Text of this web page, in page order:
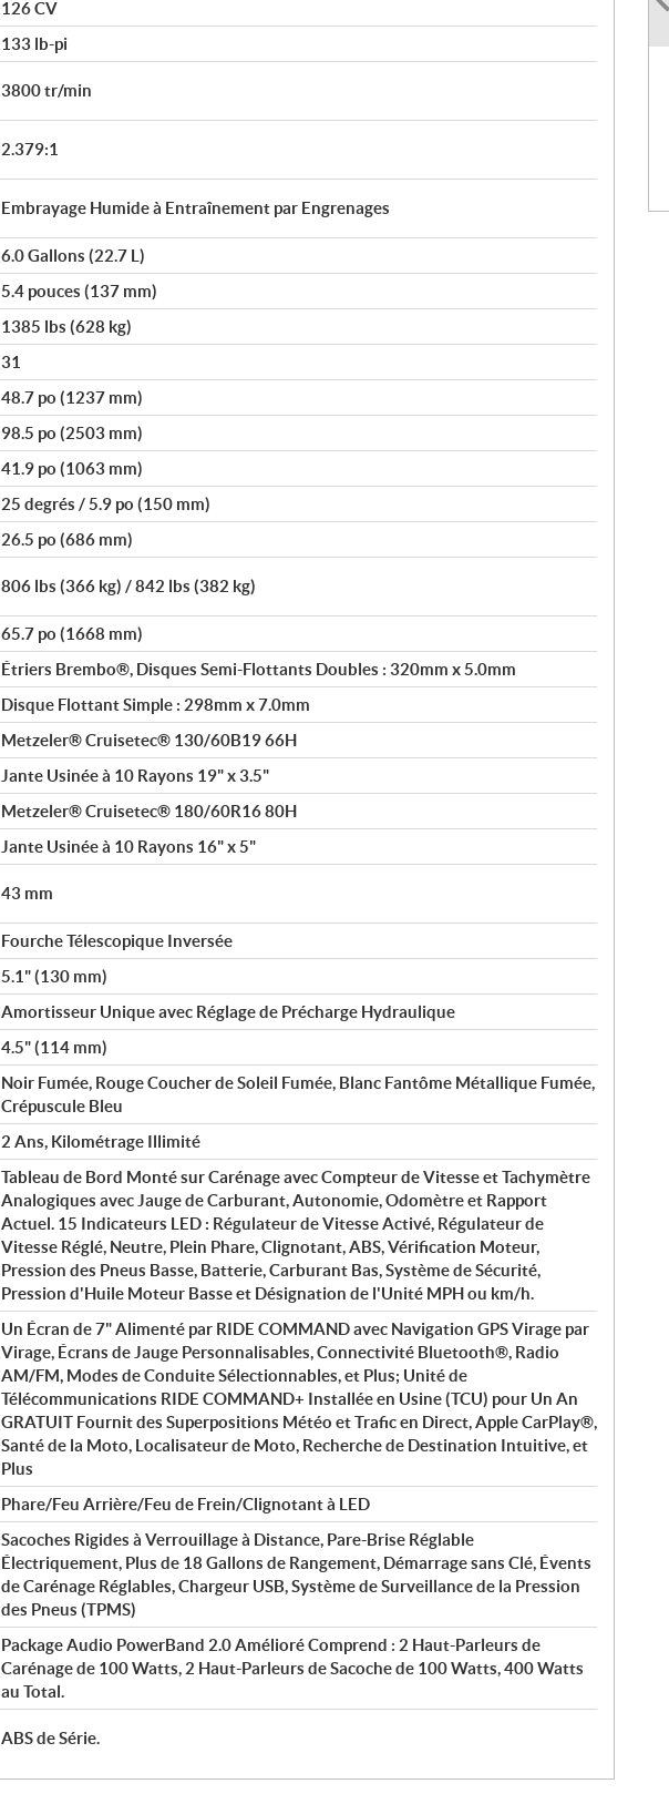
126 CV
133 lb-pi
3800 tr/min
2.379:1
Embrayage Humide à Entraînement par Engrenages
6.0 Gallons (22.7 L)
5.4 pouces (137 mm)
1385 lbs (628 kg)
31
48.7 po (1237 mm)
98.5 po (2503 mm)
41.9 po (1063 mm)
25 degrés / 5.9 po (150 mm)
26.5 po (686 mm)
806 lbs (366 kg) / 842 lbs (382 kg)
65.7 po (1668 mm)
Étriers Brembo®, Disques Semi-Flottants Doubles : 320mm x 5.0mm
Disque Flottant Simple : 298mm x 7.0mm
Metzeler® Cruisetec® 130/60B19 66H
Jante Usinée à 10 Rayons 19" x 3.5"
Metzeler® Cruisetec® 180/60R16 80H
Jante Usinée à 10 Rayons 16" x 5"
43 mm
Fourche Télescopique Inversée
5.1" (130 mm)
Amortisseur Unique avec Réglage de Précharge Hydraulique
4.5" (114 mm)
Noir Fumée, Rouge Coucher de Soleil Fumée, Blanc Fantôme Métallique Fumée,
Crépuscule Bleu
2 Ans, Kilométrage Illimité
Tableau de Bord Monté sur Carénage avec Compteur de Vitesse et Tachymètre
Analogiques avec Jauge de Carburant, Autonomie, Odomètre et Rapport
Actuel. 15 Indicateurs LED : Régulateur de Vitesse Activé, Régulateur de
Vitesse Réglé, Neutre, Plein Phare, Clignotant, ABS, Vérification Moteur,
Pression des Pneus Basse, Batterie, Carburant Bas, Système de Sécurité,
Pression d'Huile Moteur Basse et Désignation de l'Unité MPH ou km/h.
Un Écran de 7" Alimenté par RIDE COMMAND avec Navigation GPS Virage par
Virage, Écrans de Jauge Personnalisables, Connectivité Bluetooth®, Radio
AM/FM, Modes de Conduite Sélectionnables, et Plus; Unité de
Télécommunications RIDE COMMAND+ Installée en Usine (TCU) pour Un An
GRATUIT Fournit des Superpositions Météo et Trafic en Direct, Apple CarPlay®,
Santé de la Moto, Localisateur de Moto, Recherche de Destination Intuitive, et
Plus
Phare/Feu Arrière/Feu de Frein/Clignotant à LED
Sacoches Rigides à Verrouillage à Distance, Pare-Brise Réglable
Électriquement, Plus de 18 Gallons de Rangement, Démarrage sans Clé, Évents
de Carénage Réglables, Chargeur USB, Système de Surveillance de la Pression
des Pneus (TPMS)
Package Audio PowerBand 2.0 Amélioré Comprend : 2 Haut-Parleurs de
Carénage de 100 Watts, 2 Haut-Parleurs de Sacoche de 100 Watts, 400 Watts
au Total.
ABS de Série.